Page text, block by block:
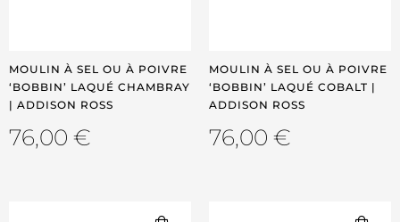
MOULIN À SEL OU À POIVRE
‘BOBBIN’ LAQUÉ CHAMBRAY
| ADDISON ROSS
76,00 €
MOULIN À SEL OU À POIVRE
‘BOBBIN’ LAQUÉ COBALT |
ADDISON ROSS
76,00 €